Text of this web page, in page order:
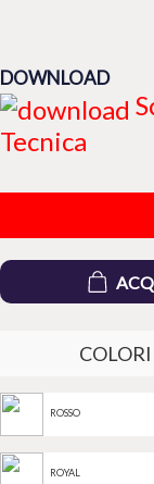
DOWNLOAD
Tecnica
COLORI
ROSSO
ROYAL